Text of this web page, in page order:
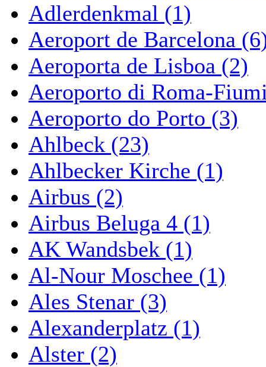
Adlerdenkmal (1)
Aeroport de Barcelona
Aeroporta de Lisboa (2)
Aeroporto di Roma-
Aeroporto do Porto (3)
Ahlbeck (23)
Ahlbecker Kirche (1)
Airbus (2)
Airbus Beluga 4 (1)
AK Wandsbek (1)
Al-Nour Moschee (1)
Ales Stenar (3)
Alexanderplatz (1)
Alster (2)